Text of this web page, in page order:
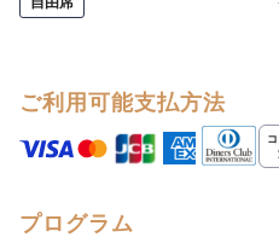
ご利用可能支払方法
プログラム